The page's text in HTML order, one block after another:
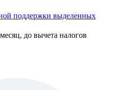
поддержки выделенных
до вычета налогов